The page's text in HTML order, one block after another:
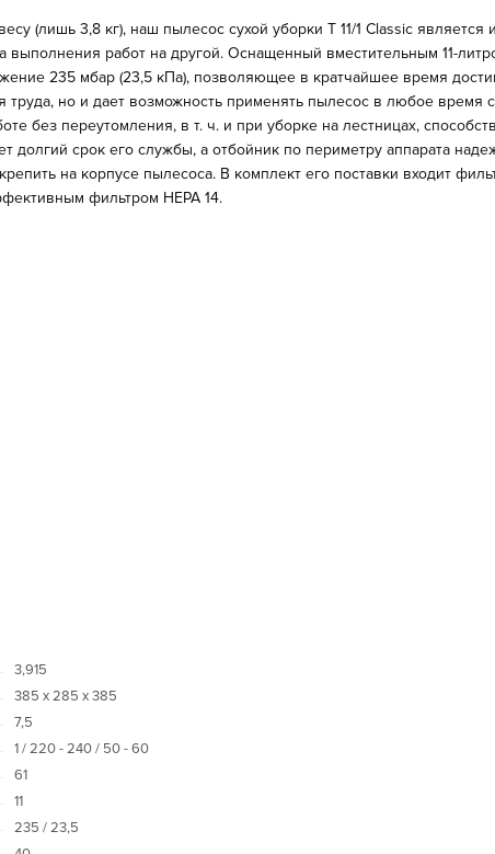
(лишь 3,8 кг), наш пылесос сухой уборки T 11/1 Classic
выполнения работ на другой. Оснащенный вместительным 11-
235 мбар (23,5 кПа), позволяющее в кратчайшее время
но и дает возможность применять пылесос в любое время
без переутомления, в т. ч. и при уборке на лестницах,
долгий срок его службы, а отбойник по периметру аппарата
на корпусе пылесоса. В комплект его поставки входит
фильтром HEPA 14.
3,915
385 x 285 x 385
7,5
1 / 220 - 240 / 50 - 60
61
11
235 / 23,5